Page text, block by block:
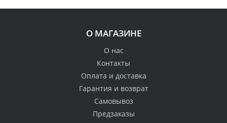
О МАГАЗИНЕ
О нас
Контакты
Оплата и доставка
Гарантия и возврат
Самовывоз
Предзаказы